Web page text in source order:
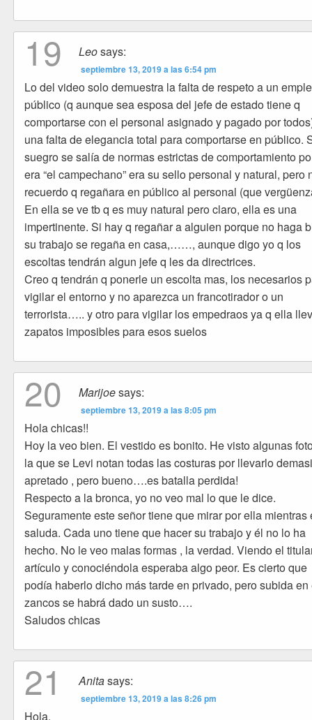
19 Leosays:
septiembre 13, 2019 a las 6:54 pm
Lo del video solo demuestra la falta de respeto a un
público (q aunque sea esposa del jefe de estado tiene q
comportarse con el personal asignado y pagado por
una falta de elegancia total para comportarse en público.
suegro se salía de normas estrictas de comportamiento
era “el campechano” era su sello personal y natural, pero
recuerdo q regañara en público al personal (que
En ella se ve tb q es muy natural pero claro, ella es una
impertinente. Si hay q regañar a alguien porque no haga
su trabajo se regaña en casa,……, aunque digo yo q los
escoltas tendrán algun jefe q les da directrices.
Creo q tendrán q ponerle un escolta mas, los necesarios
vigilar el entorno y no aparezca un francotirador o un
terrorista….. y otro para vigilar los empedraos ya q ella
zapatos imposibles para esos suelos
20 Marijoesays:
septiembre 13, 2019 a las 8:05 pm
Hola chicas!!
Hoy la veo bien. El vestido es bonito. He visto algunas
la que se Levi notan todas las costuras por llevarlo
apretado , pero bueno….es batalla perdida!
Respecto a la bronca, yo no veo mal lo que le dice.
Seguramente este señor tiene que mirar por ella mientras
saluda. Cada uno tiene que hacer su trabajo y él no lo ha
hecho. No le veo malas formas , la verdad. Viendo el
artículo y conociéndola esperaba algo peor. Es cierto que
podía haberlo dicho más tarde en privado, pero subida en
zancos se habrá dado un susto….
Saludos chicas
21 Anitasays:
septiembre 13, 2019 a las 8:26 pm
Hola,